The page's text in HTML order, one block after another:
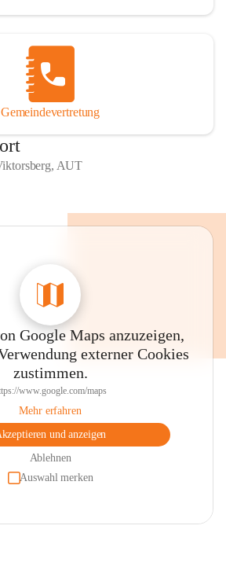
Gemeindevertretung
AUT
Google Maps anzuzeigen,
externer Cookies
zustimmen.
www.google.com/maps
Mehr erfahren
und anzeigen
Ablehnen
Auswahl merken